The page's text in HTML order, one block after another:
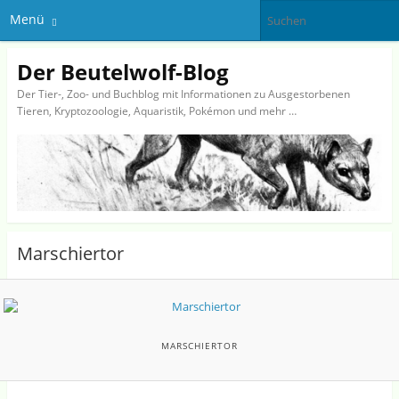
Menü
Der Beutelwolf-Blog
Der Tier-, Zoo- und Buchblog mit Informationen zu Ausgestorbenen
Tieren, Kryptozoologie, Aquaristik, Pokémon und mehr …
Marschiertor
MARSCHIERTOR